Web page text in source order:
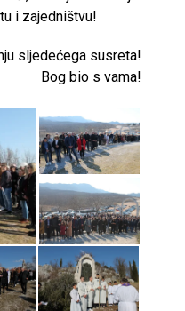
i zajedništvu!
sljedećega susreta!
Bog bio s vama!